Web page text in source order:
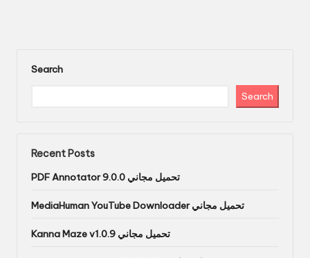
Search
Search
Recent Posts
PDF Annotator 9.0.0 تحميل مجاني
MediaHuman YouTube Downloader تحميل مجاني
Kanna Maze v1.0.9 تحميل مجاني